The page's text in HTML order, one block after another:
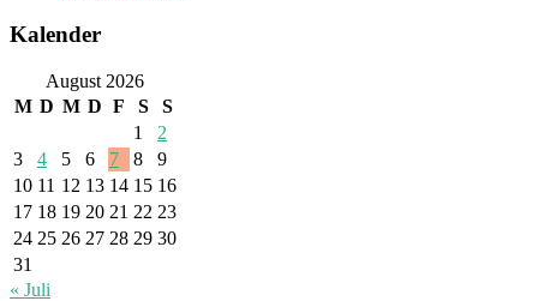
Kalender
August 2026
M D M D F S
S
1
2
3
4 5 6 7 8
9
10 11 12 13 14 15 16
17 18 19 20 21 22 23
24 25 26 27 28 29 30
31
« Juli